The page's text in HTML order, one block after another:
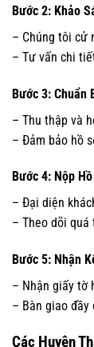
Bước 2: Khảo
– Chúng tôi cử
– Tư vấn chi
Bước 3: Chuẩn
– Thu thập và
– Đảm bảo hồ
Bước 4: Nộp
– Đại diện
– Theo dõi
Bước 5: Nhận
– Nhận giấy tờ
– Bàn giao đầy
Các Huyện